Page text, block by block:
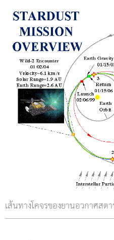
เส้นทางโคจรของยานอวกาศส